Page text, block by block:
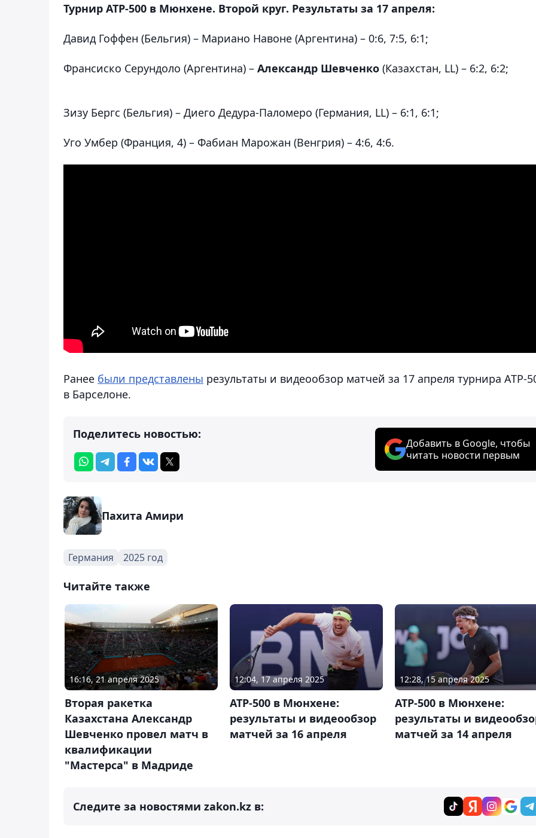
Турнир АТР-500 в Мюнхене. Второй круг. Результаты за 17 апреля:
Давид Гоффен (Бельгия) – Мариано Навоне (Аргентина) – 0:6, 7:5, 6:1;
Франсиско Серундоло (Аргентина) – Александр Шевченко (Казахстан, LL) – 6:2, 6:2;
Зизу Бергс (Бельгия) – Диего Дедура-Паломеро (Германия, LL) – 6:1, 6:1;
Уго Умбер (Франция, 4) – Фабиан Марожан (Венгрия) – 4:6, 4:6.
Ранее были представлены результаты и видеообзор матчей за 17 апреля турнира АТР-
в Барселоне.
Поделитесь новостью:
Добавить в Google, чтобы
читать новости первым
Пахита Амири
Германия 2025 год
Читайте также
16:16, 21 апреля 2025
Вторая ракетка
Казахстана Александр
Шевченко провел матч в
квалификации
"Мастерса" в Мадриде
12:04, 17 апреля 2025
АТР-500 в Мюнхене:
результаты и видеообзор
матчей за 16 апреля
12:28, 15 апреля 2025
АТР-500 в Мюнхене:
результаты и
матчей за 14 апреля
Следите за новостями zakon.kz в: